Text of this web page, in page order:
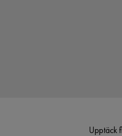
Upptäck